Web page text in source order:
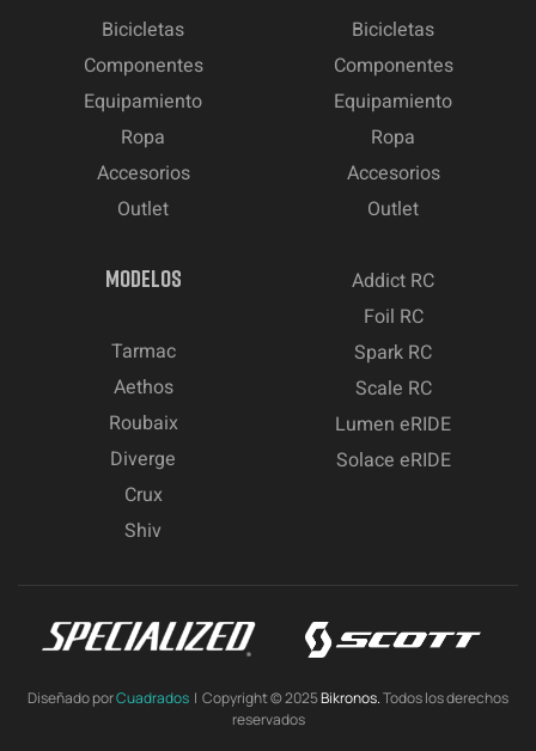
Bicicletas
Componentes
Equipamiento
Ropa
Accesorios
Outlet
Bicicletas
Componentes
Equipamiento
Ropa
Accesorios
Outlet
MODELOS
Tarmac
Aethos
Roubaix
Diverge
Crux
Shiv
Addict RC
Foil RC
Spark RC
Scale RC
Lumen eRIDE
Solace eRIDE
Diseñado porCuadrados | Copyright © 2025Bikronos.Todos los derechos
reservados